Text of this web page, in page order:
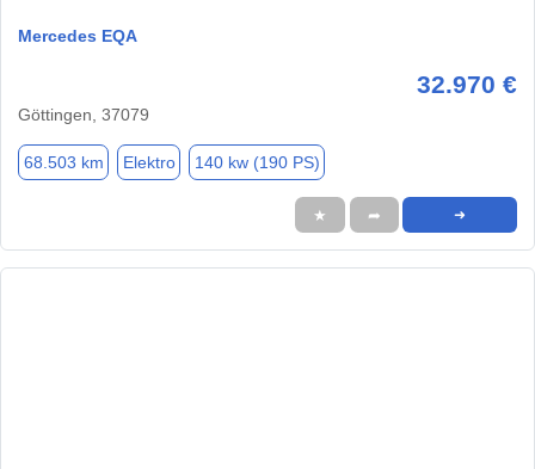
Mercedes EQA
32.970 €
Göttingen, 37079
68.503 km Elektro 140 kw (190 PS)
★ ➦ ➜